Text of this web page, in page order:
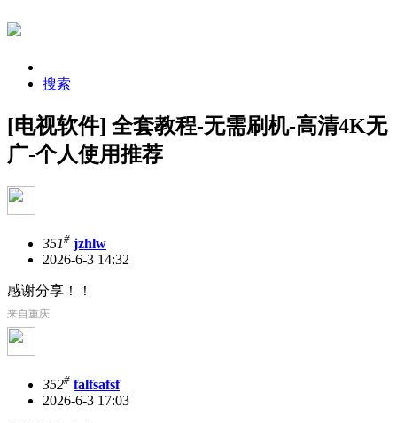
搜索
[电视软件] 全套教程-无需刷机-高清4K无
广-个人使用推荐
351# jzhlw
2026-6-3 14:32
感谢分享！！
来自重庆
352# falfsafsf
2026-6-3 17:03